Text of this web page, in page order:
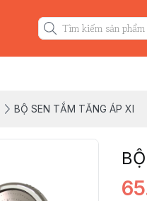
BỘ SEN TẮM TĂNG ÁP XI